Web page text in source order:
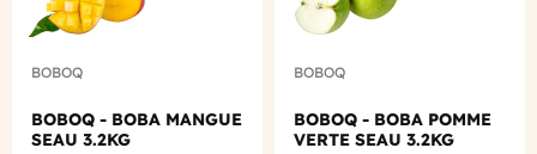
BOBOQ
BOBOQ - BOBA MANGUE
SEAU 3.2KG
BOBOQ
BOBOQ - BOBA POMME
VERTE SEAU 3.2KG